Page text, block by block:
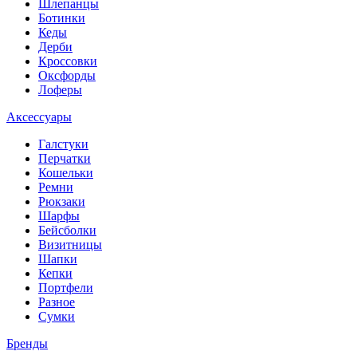
Шлепанцы
Ботинки
Кеды
Дерби
Кроссовки
Оксфорды
Лоферы
Аксессуары
Галстуки
Перчатки
Кошельки
Ремни
Рюкзаки
Шарфы
Бейсболки
Визитницы
Шапки
Кепки
Портфели
Разное
Сумки
Бренды